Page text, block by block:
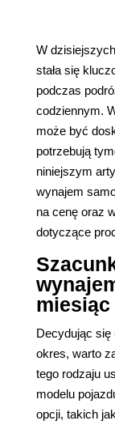
W
stała się
podczas
codziennym.
może być
potrzebują
niniejszym
wynajem
na cenę oraz
dotyczące
miesiąc
Decydując się
okres, warto
tego rodzaju
modelu
opcji, takich